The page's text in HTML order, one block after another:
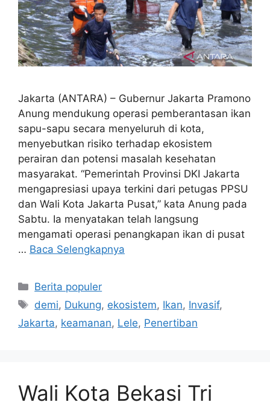
Jakarta (ANTARA) – Gubernur Jakarta Pramono
Anung mendukung operasi pemberantasan ikan
sapu-sapu secara menyeluruh di kota,
menyebutkan risiko terhadap ekosistem
perairan dan potensi masalah kesehatan
masyarakat. “Pemerintah Provinsi DKI Jakarta
mengapresiasi upaya terkini dari petugas PPSU
dan Wali Kota Jakarta Pusat,” kata Anung pada
Sabtu. Ia menyatakan telah langsung
mengamati operasi penangkapan ikan di pusat
… Baca Selengkapnya
Kategori
Berita populer
Tag
demi, Dukung, ekosistem, Ikan, Invasif,
Jakarta, keamanan, Lele, Penertiban
Wali Kota Bekasi Tri